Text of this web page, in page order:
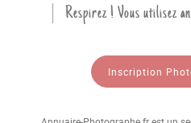
Respirez ! Vous utilisez
Inscription